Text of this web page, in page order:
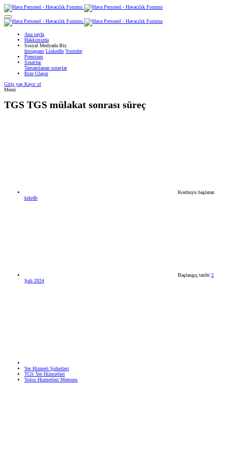
Ana sayfa
Hakkımızda
Sosyal Medyada Biz
Instagram LinkedIn Youtube
Premium
Sınavlar
Tamamlanan sınavlar
Bize Ulaşın
Giriş yap Kayıt ol
Menü
TGS TGS mülakat sonrası süreç
Konbuyu başlatan
krkrdb
Başlangıç tarihi 5
Şub 2024
Yer Hizmeti Şirketleri
TGS Yer Hizmetleri
Yolcu Hizmetleri Memuru